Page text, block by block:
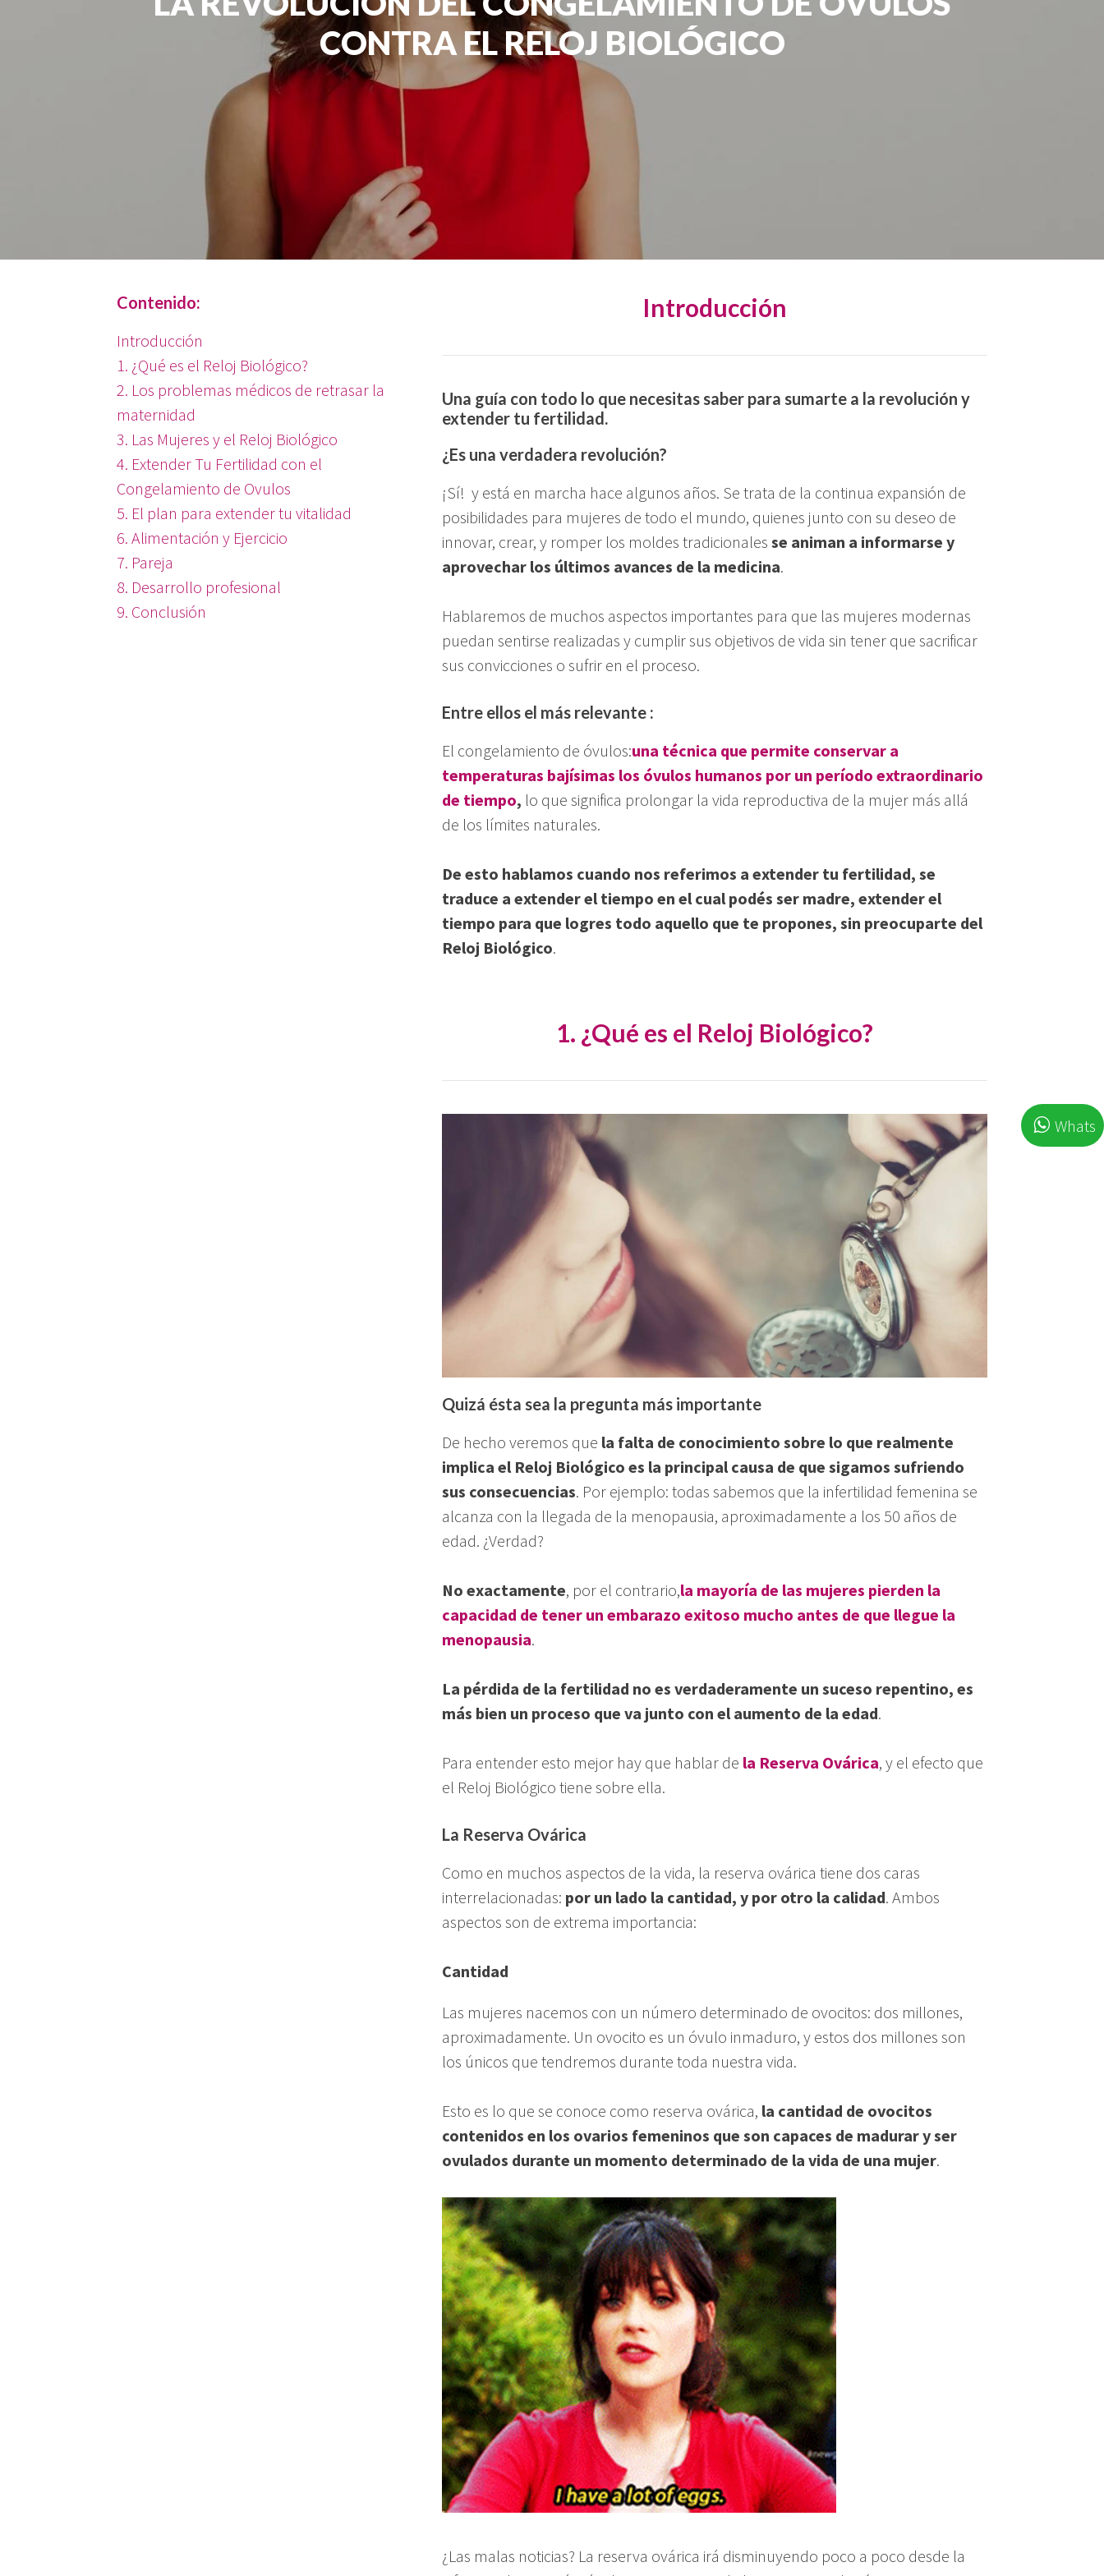
CONTRA EL RELOJ BIOLÓGICO
Contenido:
Introducción
1. ¿Qué es el Reloj Biológico?
2. Los problemas médicos de retrasar la
maternidad
3. Las Mujeres y el Reloj Biológico
4. Extender Tu Fertilidad con el
Congelamiento de Ovulos
5. El plan para extender tu vitalidad
6. Alimentación y Ejercicio
7. Pareja
8. Desarrollo profesional
9. Conclusión
Introducción
Una guía con todo lo que necesitas saber para sumarte a la revolución y
extender tu fertilidad.
¿Es una verdadera revolución?
¡Sí! y está en marcha hace algunos años. Se trata de la continua expansión de
posibilidades para mujeres de todo el mundo, quienes junto con su deseo de
innovar, crear, y romper los moldes tradicionales se animan a informarse y
aprovechar los últimos avances de la medicina.
Hablaremos de muchos aspectos importantes para que las mujeres modernas
puedan sentirse realizadas y cumplir sus objetivos de vida sin tener que sacrificar
sus convicciones o sufrir en el proceso.
Entre ellos el más relevante:
El congelamiento de óvulos:una técnica que permite conservar a
temperaturas bajísimas los óvulos humanos por un período extraordinario
de tiempo, lo que significa prolongar la vida reproductiva de la mujer más allá
de los límites naturales.
De esto hablamos cuando nos referimos a extender tu fertilidad, se
traduce a extender el tiempo en el cual podés ser madre, extender el
tiempo para que logres todo aquello que te propones, sin preocuparte del
Reloj Biológico.
1. ¿Qué es el Reloj Biológico?
Quizá ésta sea la pregunta más importante
De hecho veremos que la falta de conocimiento sobre lo que realmente
implica el Reloj Biológico es la principal causa de que sigamos sufriendo
sus consecuencias. Por ejemplo: todas sabemos que la infertilidad femenina se
alcanza con la llegada de la menopausia, aproximadamente a los 50 años de
edad. ¿Verdad?
No exactamente, por el contrario,la mayoría de las mujeres pierden la
capacidad de tener un embarazo exitoso mucho antes de que llegue la
menopausia.
La pérdida de la fertilidad no es verdaderamente un suceso repentino, es
más bien un proceso que va junto con el aumento de la edad.
Para entender esto mejor hay que hablar de la Reserva Ovárica, y el efecto que
el Reloj Biológico tiene sobre ella.
La Reserva Ovárica
Como en muchos aspectos de la vida, la reserva ovárica tiene dos caras
interrelacionadas: por un lado la cantidad, y por otro la calidad. Ambos
aspectos son de extrema importancia:
Cantidad
Las mujeres nacemos con un número determinado de ovocitos: dos millones,
aproximadamente. Un ovocito es un óvulo inmaduro, y estos dos millones son
los únicos que tendremos durante toda nuestra vida.
Esto es lo que se conoce como reserva ovárica, la cantidad de ovocitos
contenidos en los ovarios femeninos que son capaces de madurar y ser
ovulados durante un momento determinado de la vida de una mujer.
¿Las malas noticias? La reserva ovárica irá disminuyendo poco a poco desde la
Whats